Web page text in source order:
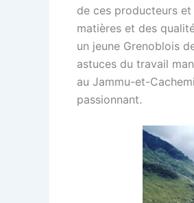
de ces producteurs
matières et des
un jeune Grenoblois
astuces du travail
au Jammu-et-
passionnant.